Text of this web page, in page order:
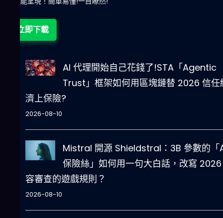
AI 代理開始自己花錢了!STA「Agentic
Trust」框架如何用區塊鏈替 2026 信任
濟上保險?
2026-08-10
Mistral 開源 Shieldstral：3B 參數的「
保險絲」如何用一句大白話，改寫
容審查的遊戲規則？
2026-08-10